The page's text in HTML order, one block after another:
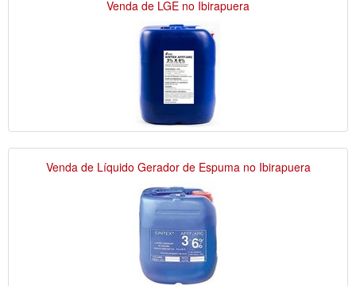
Venda de LGE no Ibirapuera
Venda de Líquido Gerador de Espuma no Ibirapuera